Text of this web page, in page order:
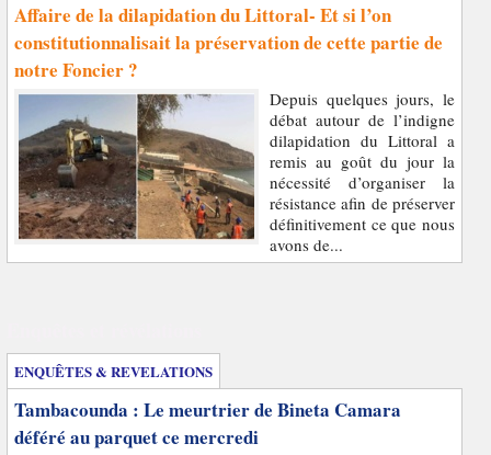
Affaire de la dilapidation du Littoral- Et si l’on
constitutionnalisait la préservation de cette partie de
notre Foncier ?
Depuis quelques jours, le
débat autour de l’indigne
dilapidation du Littoral a
remis au goût du jour la
nécessité d’organiser la
résistance afin de préserver
définitivement ce que nous
avons de...
ENQUÊTES & REVELATIONS
Tambacounda : Le meurtrier de Bineta Camara
déféré au parquet ce mercredi